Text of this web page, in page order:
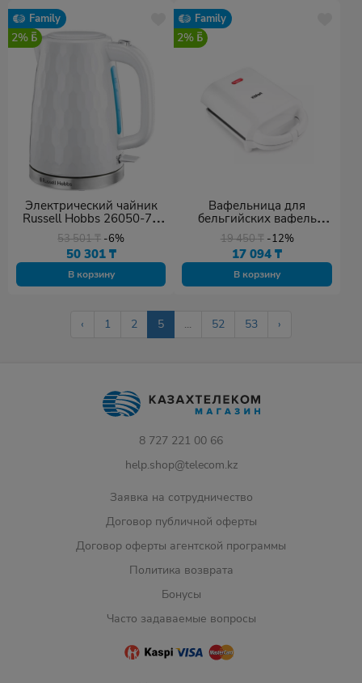
Family
2%
Электрический чайник
Russell Hobbs 26050-70
белый
53 501₸ -6%
50 301 ₸
В корзину
Family
2%
Вафельница для
бельгийских вафель
Kitfort КТ-1641 белый
19 450₸ -12%
17 094₸
В корзину
‹ 1 2 5 ... 52 53 ›
8 727 221 00 66
help.shop@telecom.kz
Заявка на сотрудничество
Договор публичной оферты
Договор оферты агентской программы
Политика возврата
Бонусы
Часто задаваемые вопросы